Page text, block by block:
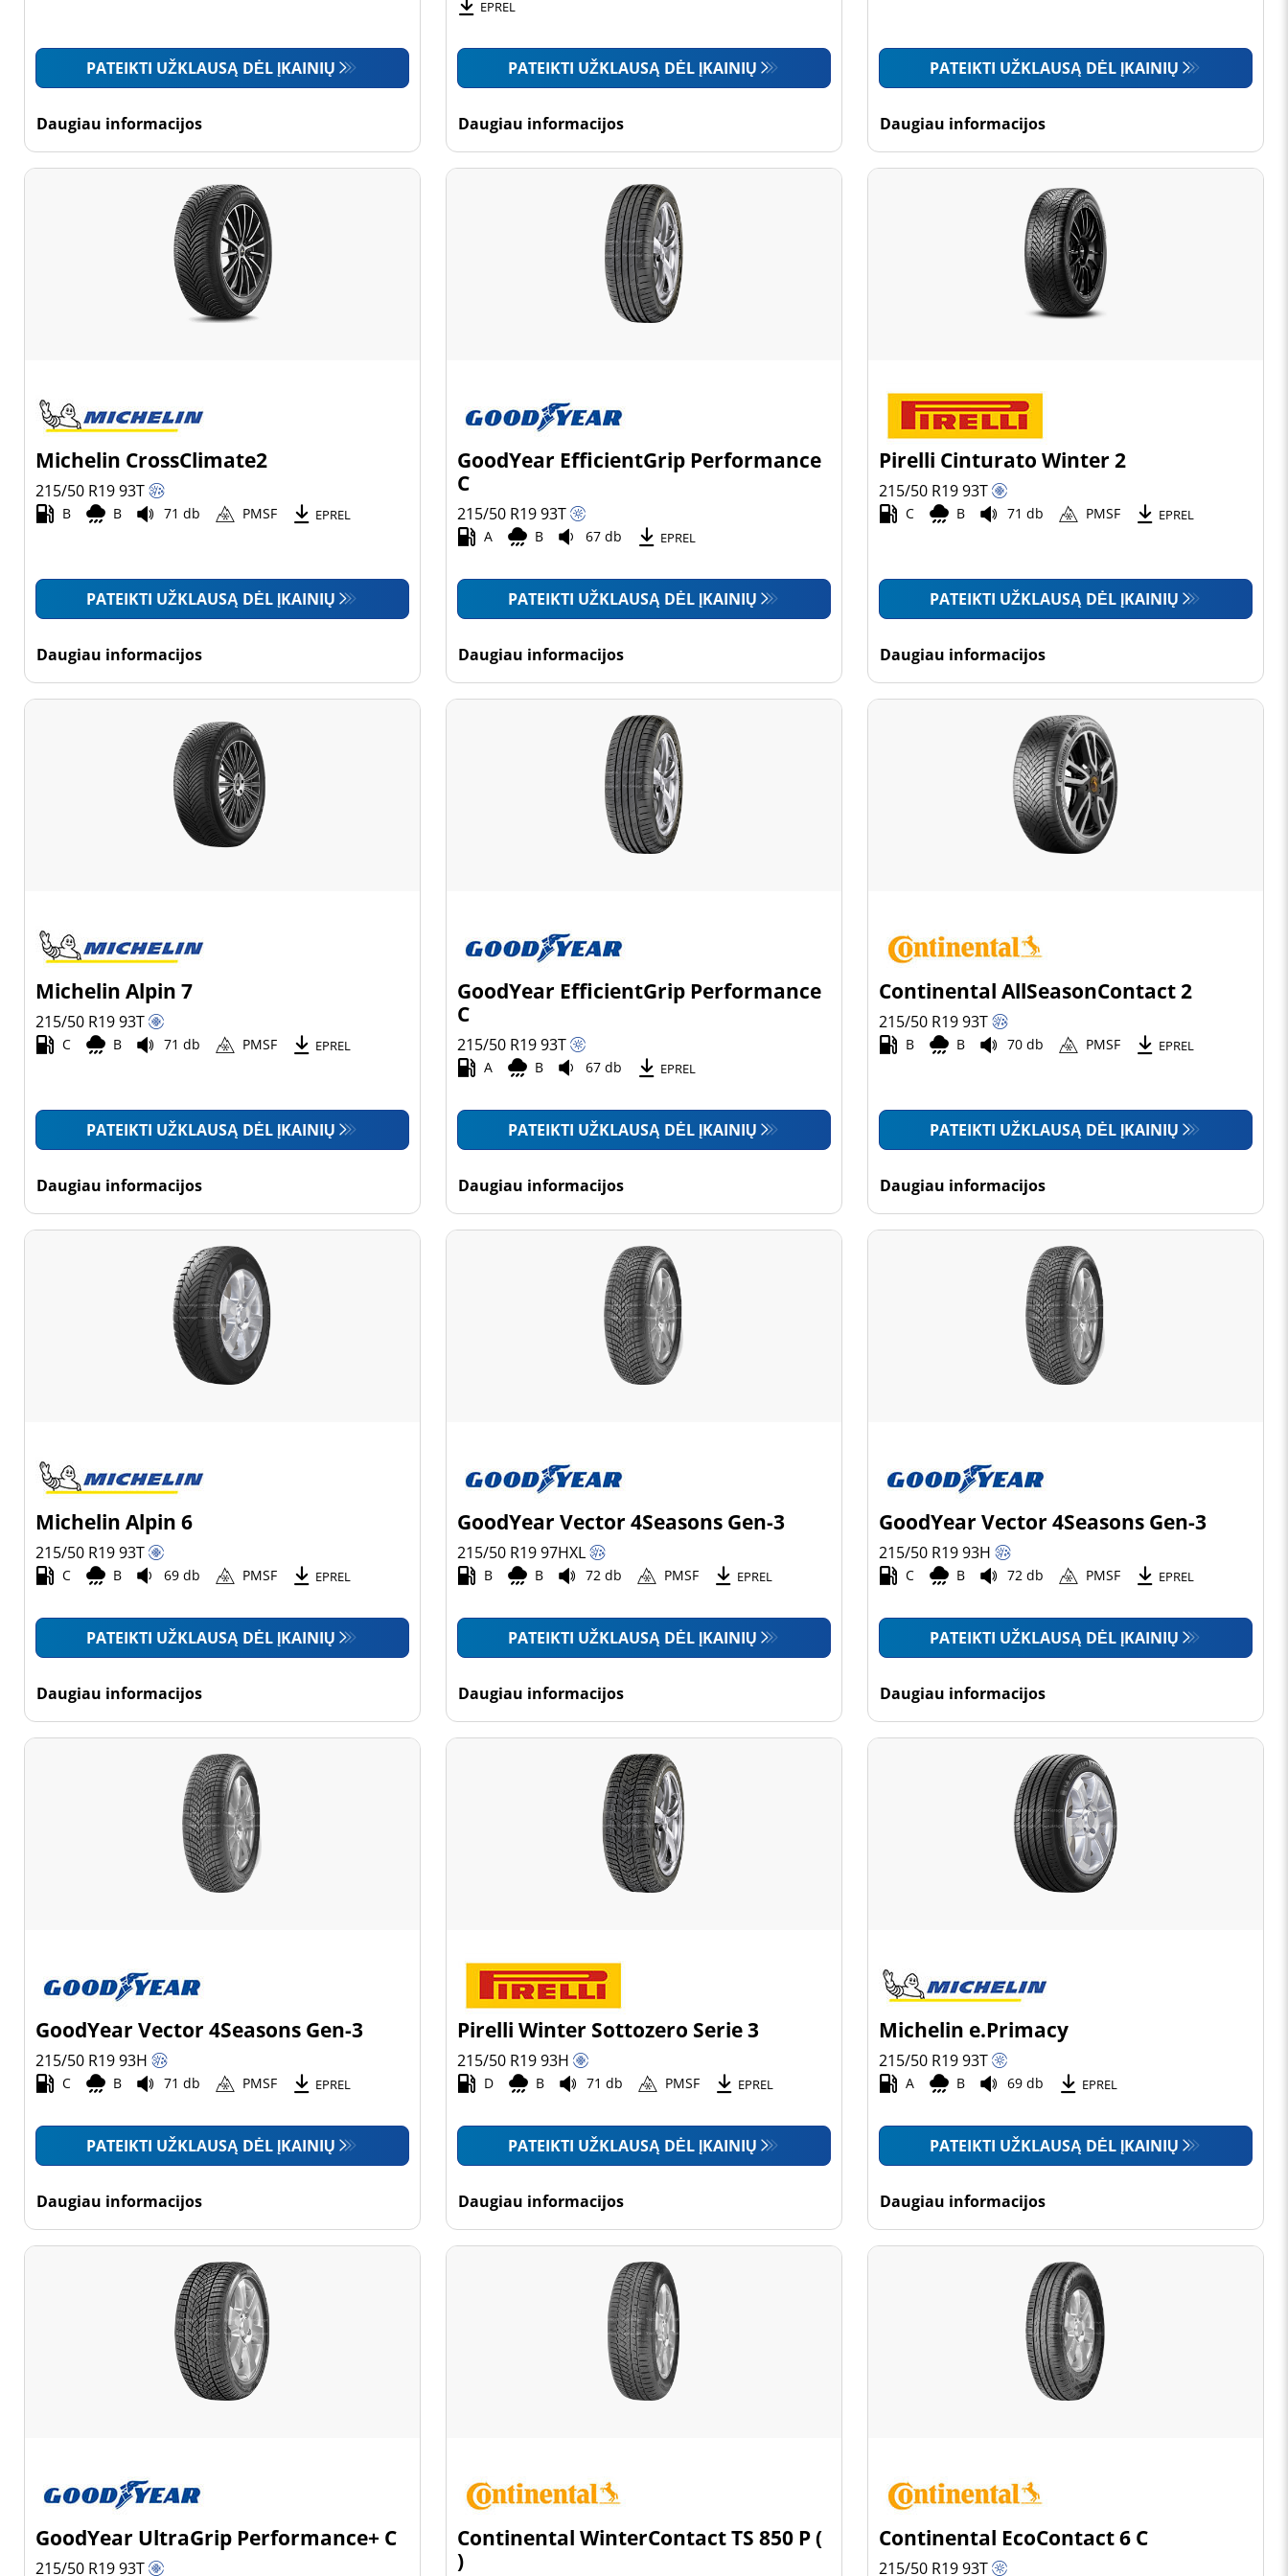
(0)
Motociklas (0)
Padanga sustiprintomis
sienelėmis
sustiprintomis
sienelėmis (0)
nesustiprintomis
parinkčių
PATEIKTI UŽKLAUSĄ DĖL ĮKAINIŲ
Daugiau informacijos
EPREL
PATEIKTI UŽKLAUSĄ DĖL ĮKAINIŲ
Daugiau informacijos
PATEIKTI UŽKLAUSĄ DĖL ĮKAINIŲ
Daugiau informacijos
Michelin CrossClimate2
215/50 R1993T
B B 71 db PMSF EPREL
PATEIKTI UŽKLAUSĄ DĖL ĮKAINIŲ
Daugiau informacijos
GoodYear EfficientGrip Performance
C
215/50 R1993T
A B 67 db EPREL
PATEIKTI UŽKLAUSĄ DĖL ĮKAINIŲ
Daugiau informacijos
Pirelli Cinturato Winter 2
215/50 R1993T
C B 71 db PMSF EPREL
PATEIKTI UŽKLAUSĄ DĖL ĮKAINIŲ
Daugiau informacijos
Michelin Alpin 7
215/50 R1993T
C B 71 db PMSF EPREL
PATEIKTI UŽKLAUSĄ DĖL ĮKAINIŲ
Daugiau informacijos
GoodYear EfficientGrip Performance
C
215/50 R1993T
A B 67 db EPREL
PATEIKTI UŽKLAUSĄ DĖL ĮKAINIŲ
Daugiau informacijos
Continental AllSeasonContact 2
215/50 R1993T
B B 70 db PMSF EPREL
PATEIKTI UŽKLAUSĄ DĖL ĮKAINIŲ
Daugiau informacijos
Michelin Alpin 6
215/50 R1993T
C B 69 db PMSF EPREL
PATEIKTI UŽKLAUSĄ DĖL ĮKAINIŲ
Daugiau informacijos
GoodYear Vector 4Seasons Gen-3
215/50 R1997HXL
B B 72 db PMSF EPREL
PATEIKTI UŽKLAUSĄ DĖL ĮKAINIŲ
Daugiau informacijos
GoodYear Vector 4Seasons Gen-3
215/50 R1993H
C B 72 db PMSF EPREL
PATEIKTI UŽKLAUSĄ DĖL ĮKAINIŲ
Daugiau informacijos
GoodYear Vector 4Seasons Gen-3
215/50 R1993H
C B 71 db PMSF EPREL
PATEIKTI UŽKLAUSĄ DĖL ĮKAINIŲ
Daugiau informacijos
Pirelli Winter Sottozero Serie 3
215/50 R1993H
D B 71 db PMSF EPREL
PATEIKTI UŽKLAUSĄ DĖL ĮKAINIŲ
Daugiau informacijos
Michelin e.Primacy
215/50 R1993T
A B 69 db EPREL
PATEIKTI UŽKLAUSĄ DĖL ĮKAINIŲ
Daugiau informacijos
GoodYear UltraGrip Performance+ C
215/50 R1993T
Continental WinterContact TS 850 P (
)
Continental EcoContact 6 C
215/50 R1993T